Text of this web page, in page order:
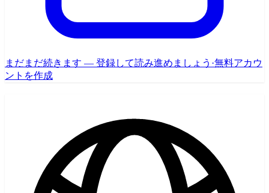
まだまだ続きます — 登録して読み進めましょう ·無料アカウ
ントを作成